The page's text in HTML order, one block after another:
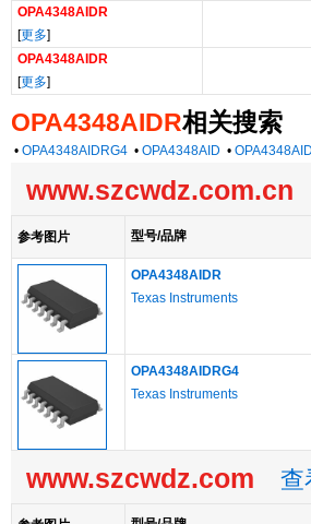
OPA4348AIDR
[更多]
OPA4348AIDR
[更多]
OPA4348AIDR相关搜索
• OPA4348AIDRG4 • OPA4348AID •
www.szcwdz.com.cn
参考图片 型号/品牌
OPA4348AIDR
Texas Instruments
OPA4348AIDRG4
Texas Instruments
www.szcwdz.com 查